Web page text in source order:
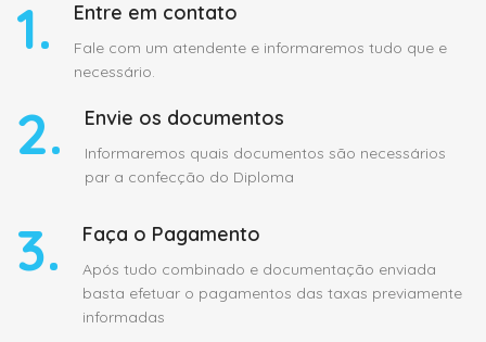
1. Entre em contato
Fale com um atendente e informaremos tudo que e
necessário.
2. Envie os documentos
Informaremos quais documentos são necessários
par a confecção do Diploma
3. Faça o Pagamento
Após tudo combinado e documentação enviada
basta efetuar o pagamentos das taxas previamente
informadas